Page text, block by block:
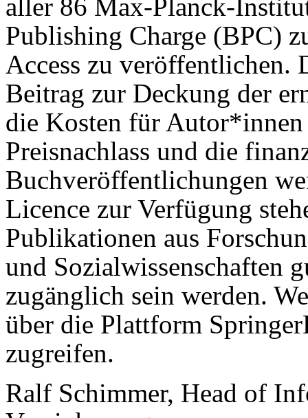
aller 86 Max-Planck-
Publishing Charge (BPC)
Access zu veröffentlichen.
Beitrag zur Deckung der
die Kosten für
Preisnachlass und die
Buchveröffentlichungen
Licence zur Verfügung
Publikationen aus
und Sozialwissenschaften
zugänglich sein werden.
über die Plattform
zugreifen.
Ralf Schimmer, Head of